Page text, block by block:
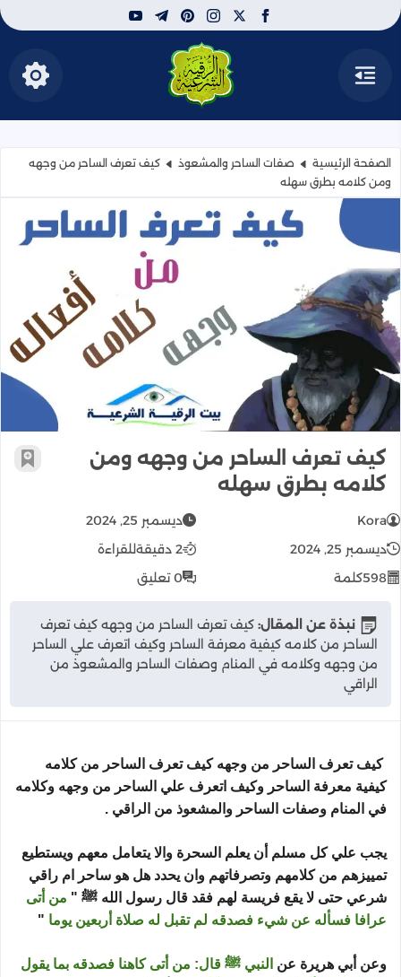
facebook
x
instagram
pinterest
telegram
youtube
القائمة الرقية الشرعية | إظهار
الصفحة الرئيسية صفات الساحر والمشعوذ
كيف تعرف الساحر من وجهه
ومن كلامه بطرق سهله
كيف تعرف الساحر من وجهه ومن
كيف تعرف الساحر من وجهه ومن
كلامه بطرق سهله
أضف
Kora
ديسمبر 25, 2024
ديسمبر 25, 2024
2 دقيقة
للقراءة
598كلمة 0 تعليق
نبذة عن المقال: كيف تعرف الساحر من وجهه كيف تعرف
الساحر من كلامه كيفية معرفة الساحر وكيف اتعرف علي الساحر
من وجهه وكلامه في المنام وصفات الساحر والمشعوذ من
الراقي
كيف تعرف الساحر من وجهه كيف تعرف الساحر من كلامه
كيفية معرفة الساحر وكيف اتعرف علي الساحر من وجهه وكلامه
في المنام وصفات الساحر والمشعوذ من الراقي .
يجب علي كل مسلم أن يعلم السحرة والا يتعامل معهم ويستطيع
تمييزهم من كلامهم وتصرفاتهم وان يحدد هل هو ساحر ام راقي
شرعي حتى لا يقع فريسة لهم فقد قال رسول الله ﷺ " من أتى
عرافا فسأله عن شيء فصدقه لم تقبل له صلاة أربعين يوما "
وعن أبي هريرة عن النبي ﷺ قال: من أتى كاهنا فصدقه بما يقول